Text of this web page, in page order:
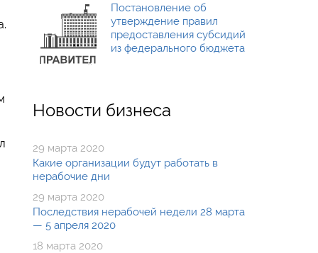
Постановление об
утверждение правил
предоставления субсидий
из федерального бюджета
Новости бизнеса
29 марта 2020
Какие организации будут работать в
нерабочие дни
29 марта 2020
Последствия нерабочей недели 28 марта
— 5 апреля 2020
18 марта 2020